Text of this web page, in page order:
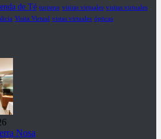
de Té turismo visitas virtuales visitas virtuales
Visita Virtual vistas virtuales ópticas
Nosa